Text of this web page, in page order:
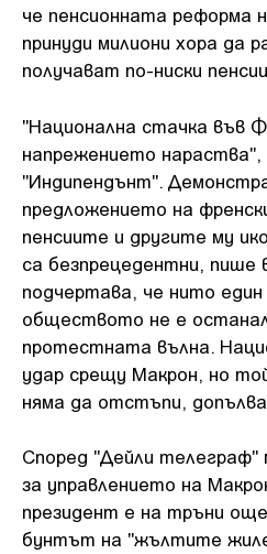
че пенсионната реформа
принуди милиони хора да
получават по-ниски
"Национална стачка във
напрежението нараства",
"Индипендънт".
предложението на
пенсиите и другите му
са безпрецедентни,
подчертава, че нито
обществото не е
протестната вълна.
удар срещу Макрон, но
няма да отстъпи,
Според "Дейли
за управлението на
президент е на тръни
бунтът на "жълтите